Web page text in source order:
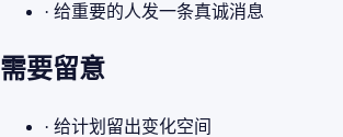
· 给重要的人发一条真诚消息
需要留意
· 给计划留出变化空间